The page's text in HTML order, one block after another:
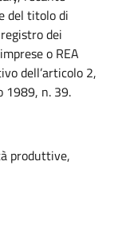
del titolo di
dei
o REA
dell’articolo 2,
1989, n. 39.
produttive,